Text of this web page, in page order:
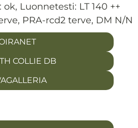
ok, Luonnetesti: LT 140 ++
PRA-rcd2 terve, DM N/N
COLLIE DB